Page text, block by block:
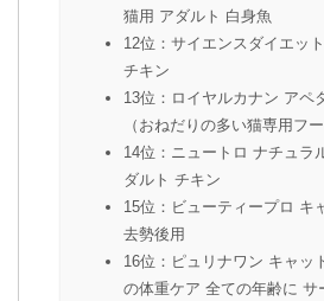
猫用 アダルト 白身魚
12位：サイエンスダイエッ
チキン
13位：ロイヤルカナン アペ
（おねだりの多い猫専用フ
14位：ニュートロ ナチュラ
ダルト チキン
15位：ビューティープロ キ
去勢後用
16位：ピュリナワン キャッ
の体重ケア 全ての年齢に サ